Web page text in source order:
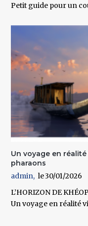
Petit guide pour un
Un voyage en
pharaons
admin
30/01/2026
L’HORIZON DE
Un voyage en réalité